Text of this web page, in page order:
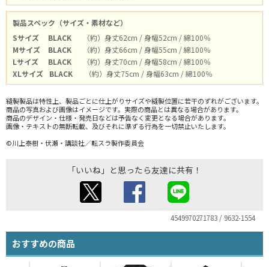
製品スペック（サイズ・素材など）
Sサイズ
BLACK
（約）身丈62cm / 身幅52cm / 綿100％
Mサイズ
BLACK
（約）身丈66cm / 身幅55cm / 綿100％
Lサイズ
BLACK
（約）身丈70cm / 身幅58cm / 綿100％
XLサイズ
BLACK （約）身丈75cm / 身幅63cm / 綿100％
縫製製品は特性上、製品ごとに仕上がりサイズや縫製位置に若干のずれがございます。
商品の写真および画像はイメージです。実際の商品とは異なる場合があります。
商品のデザイン・仕様・発売日などは予告なく変更となる場合があります。
画像・テキストの無断転載、及びそれに準ずる行為を一切禁止いたします。
©川上泰樹・伏瀬・講談社／転スラ製作委員会
「いいね」と思ったら友達に共有！
4549970271783 / 9632-1554
おすすめの商品